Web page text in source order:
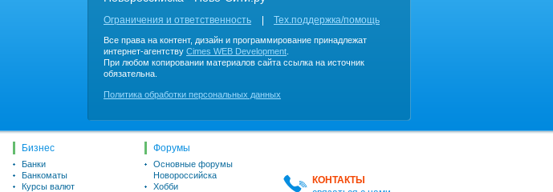
Ограничения и ответственность Тех.поддержка/помощь
Все права на контент, дизайн и программирование принадлежат
интернет-агентству Cimes WEB Development
При любом копировании материалов сайта ссылка на источник
обязательна.
Политика обработки персональных данных
КОНТАКТЫ
Бизнес
Банки
Банкоматы
Курсы валют
Форумы
Основные форумы
Новороссийска
Хобби